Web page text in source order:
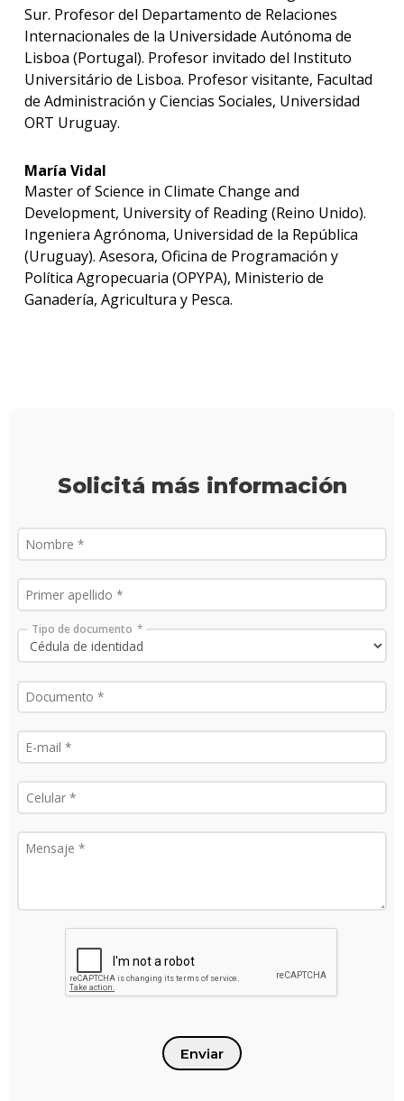
Sur. Profesor del Departamento de Relaciones
Internacionales de la Universidade Autónoma de
Lisboa (Portugal). Profesor invitado del Instituto
Universitário de Lisboa. Profesor visitante, Facultad
de Administración y Ciencias Sociales, Universidad
ORT Uruguay.
María Vidal
Master of Science in Climate Change and
Development, University of Reading (Reino Unido).
Ingeniera Agrónoma, Universidad de la República
(Uruguay). Asesora, Oficina de Programación y
Política Agropecuaria (OPYPA), Ministerio de
Ganadería, Agricultura y Pesca.
Solicitá más información
Tipo de documento
Enviar